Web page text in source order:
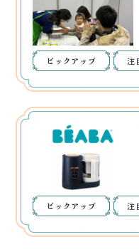
ピックアップ 注
ピックアップ 注